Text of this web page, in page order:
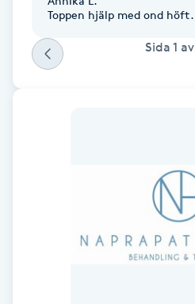
Face framing
Fibromassage
Toppen hjälp med ond höft.
Sida 1 av